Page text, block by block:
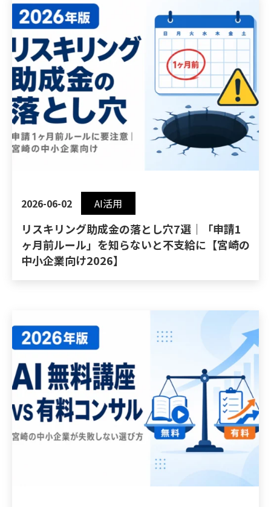
2026-06-02 AI活用
リスキリング助成金の落とし穴7選｜「申請1
ヶ月前ルール」を知らないと不支給に【宮崎の
中小企業向け2026】